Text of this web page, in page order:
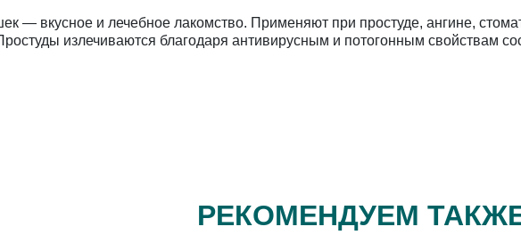
— вкусное и лечебное лакомство. Применяют при простуде, ангине,
излечиваются благодаря антивирусным и потогонным свойствам
РЕКОМЕНДУЕМ